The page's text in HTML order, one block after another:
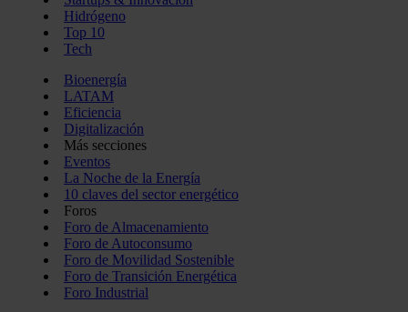
Hidrógeno
Top 10
Tech
Bioenergía
LATAM
Eficiencia
Digitalización
Más secciones
Eventos
La Noche de la Energía
10 claves del sector energético
Foros
Foro de Almacenamiento
Foro de Autoconsumo
Foro de Movilidad Sostenible
Foro de Transición Energética
Foro Industrial